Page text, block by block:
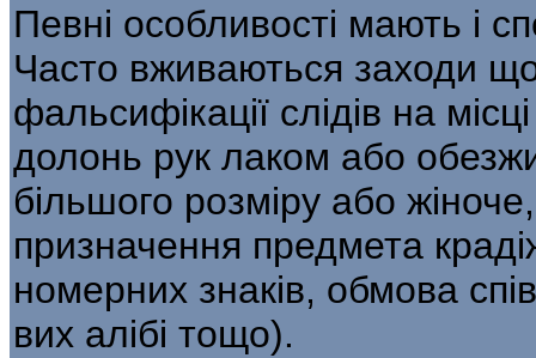
Певні особливості мають і
Часто вживаються заходи
фальсифікації слідів на
долонь рук лаком або
більшого розміру або
призначення предмета
номерних знаків, обмова
вих алібі тощо).